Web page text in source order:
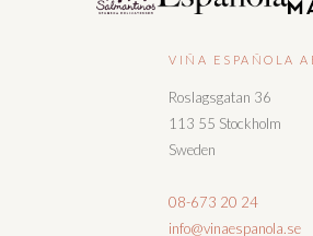
VIÑA ESPAÑOLA
Roslagsgatan 36
113 55 Stockholm
Sweden
08-673 20 24
info@vinaespanola.se